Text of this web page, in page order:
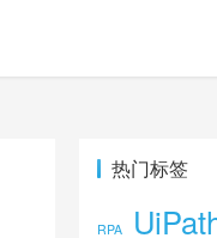
热门标签
RPA